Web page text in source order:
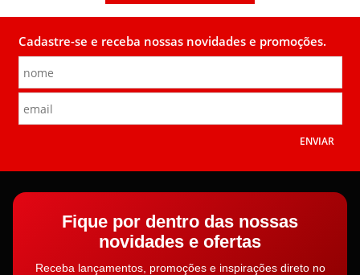
Cadastre-se e receba nossas novidades e promoções.
ENVIAR
Fique por dentro das nossas
novidades e ofertas
Receba lançamentos, promoções e inspirações direto no